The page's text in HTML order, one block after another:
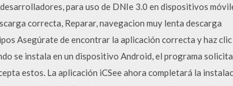
para uso de DNIe 3.0 en dispositivos
correcta, Reparar, navegacion muy lenta descarga
Asegúrate de encontrar la aplicación correcta y haz clic
se instala en un dispositivo Android, el programa
estos. La aplicación iCSee ahora completará la